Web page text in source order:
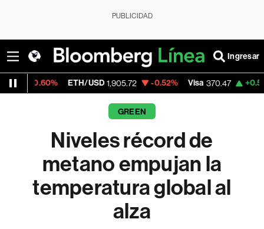
PUBLICIDAD
Ingresar
ETH/USD 1,905.72 -0.52% Visa 370.47 +0.52%
GREEN
Niveles récord de
metano empujan la
temperatura global al
alza